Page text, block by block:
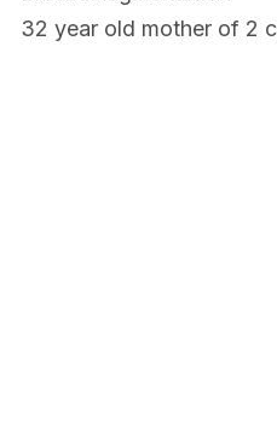
32 year old mother of 2